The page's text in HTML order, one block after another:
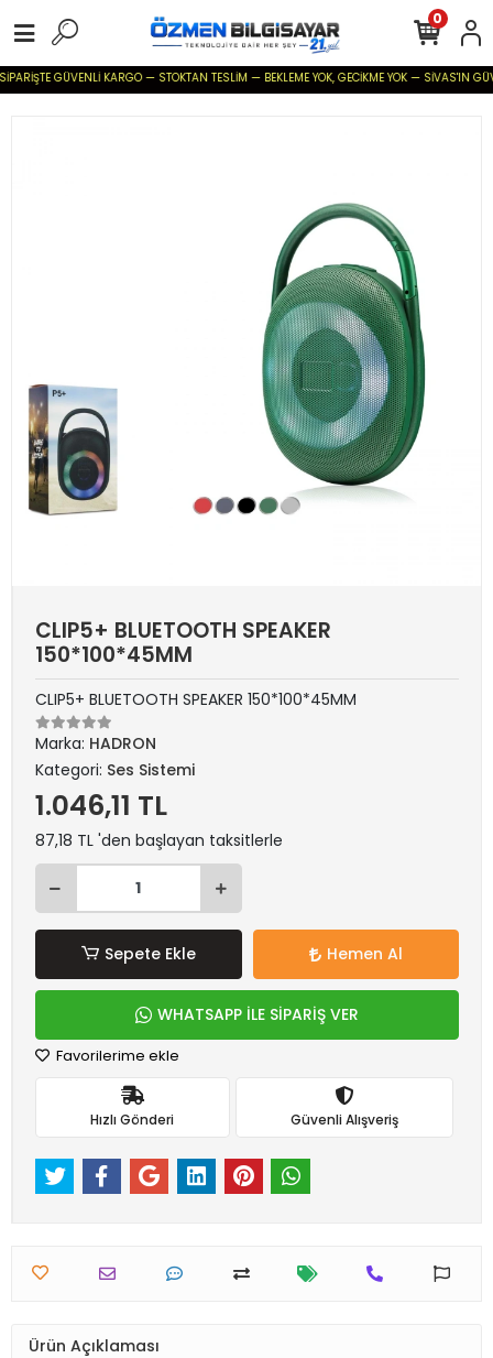
GÜVENLİ KARGO — STOKTAN TESLİM — BEKLEME YOK, GECİKME YOK — SİVAS'IN
0
CLIP5+ BLUETOOTH SPEAKER
150*100*45MM
CLIP5+ BLUETOOTH SPEAKER 150*100*45MM
Marka: HADRON
Kategori: Ses Sistemi
1.046,11 TL
87,18 TL 'den başlayan taksitlerle
Sepete Ekle Hemen Al
WHATSAPP İLE SİPARİŞ VER
Favorilerime ekle
Hızlı Gönderi Güvenli Alışveriş
Ürün Açıklaması